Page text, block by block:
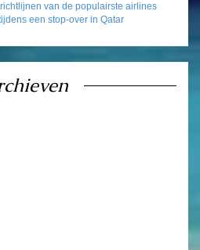
van de populairste airlines
een stop-over in Qatar